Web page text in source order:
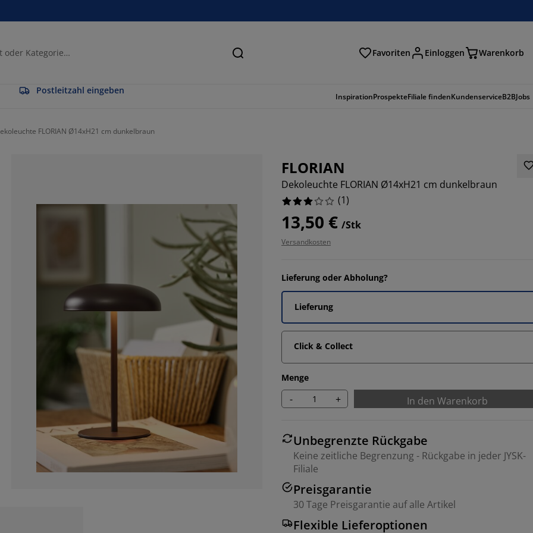
Suchen Favoriten Einloggen Warenkorb
Postleitzahl eingeben
InspirationProspekteFiliale findenKundenserviceB2BJobs
FLORIAN Ø14xH21 cm dunkelbraun
FLORIAN
Dekoleuchte FLORIAN Ø14xH21 cm dunkelbraun
(1)
13,50 € /Stk
Versandkosten
Lieferung oder Abholung?
Lieferung
Click & Collect
Menge
- + In den Warenkorb
Unbegrenzte Rückgabe
Keine zeitliche Begrenzung - Rückgabe in jeder JYSK-
Filiale
Preisgarantie
30 Tage Preisgarantie auf alle Artikel
Flexible Lieferoptionen
100%